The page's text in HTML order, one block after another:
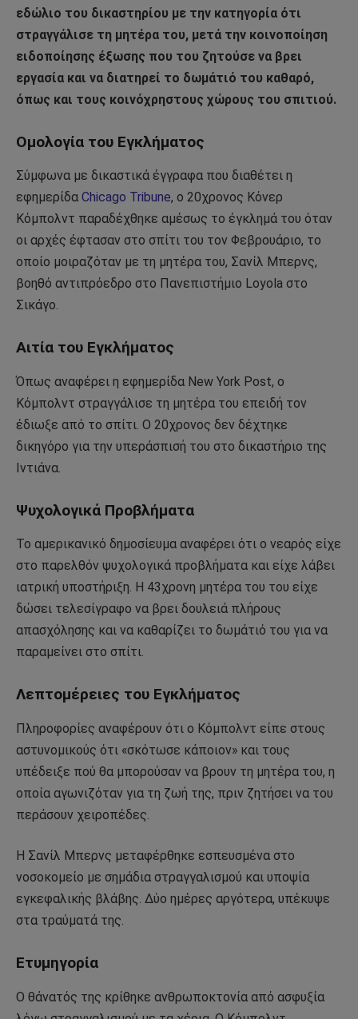
εδώλιο του δικαστηρίου με την κατηγορία ότι
στραγγάλισε τη μητέρα του, μετά την κοινοποίηση
ειδοποίησης έξωσης που του ζητούσε να βρει
εργασία και να διατηρεί το δωμάτιό του καθαρό,
όπως και τους κοινόχρηστους χώρους του σπιτιού.
Ομολογία του Εγκλήματος
Σύμφωνα με δικαστικά έγγραφα που διαθέτει η
εφημερίδα Chicago Tribune, ο 20χρονος Κόνερ
Κόμπολντ παραδέχθηκε αμέσως το έγκλημά του όταν
οι αρχές έφτασαν στο σπίτι του τον Φεβρουάριο, το
οποίο μοιραζόταν με τη μητέρα του, Σανίλ Μπερνς,
βοηθό αντιπρόεδρο στο Πανεπιστήμιο Loyola στο
Σικάγο.
Αιτία του Εγκλήματος
Όπως αναφέρει η εφημερίδα New York Post, ο
Κόμπολντ στραγγάλισε τη μητέρα του επειδή τον
έδιωξε από το σπίτι. Ο 20χρονος δεν δέχτηκε
δικηγόρο για την υπεράσπισή του στο δικαστήριο της
Ιντιάνα.
Ψυχολογικά Προβλήματα
Το αμερικανικό δημοσίευμα αναφέρει ότι ο νεαρός είχε
στο παρελθόν ψυχολογικά προβλήματα και είχε λάβει
ιατρική υποστήριξη. Η 43χρονη μητέρα του του είχε
δώσει τελεσίγραφο να βρει δουλειά πλήρους
απασχόλησης και να καθαρίζει το δωμάτιό του για να
παραμείνει στο σπίτι.
Λεπτομέρειες του Εγκλήματος
Πληροφορίες αναφέρουν ότι ο Κόμπολντ είπε στους
αστυνομικούς ότι «σκότωσε κάποιον» και τους
υπέδειξε πού θα μπορούσαν να βρουν τη μητέρα του, η
οποία αγωνιζόταν για τη ζωή της, πριν ζητήσει να του
περάσουν χειροπέδες.
Η Σανίλ Μπερνς μεταφέρθηκε εσπευσμένα στο
νοσοκομείο με σημάδια στραγγαλισμού και υποψία
εγκεφαλικής βλάβης. Δύο ημέρες αργότερα, υπέκυψε
στα τραύματά της.
Ετυμηγορία
Ο θάνατός της κρίθηκε ανθρωποκτονία από ασφυξία